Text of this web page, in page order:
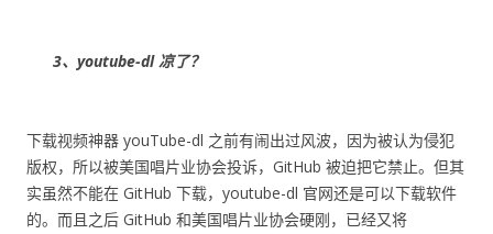
3、youtube-dl 凉了？
下载视频神器 youTube-dl 之前有闹出过风波，因为被认为侵犯
版权，所以被美国唱片业协会投诉，GitHub 被迫把它禁止。但其
实虽然不能在 GitHub 下载，youtube-dl 官网还是可以下载软件
的。而且之后 GitHub 和美国唱片业协会硬刚，已经又将